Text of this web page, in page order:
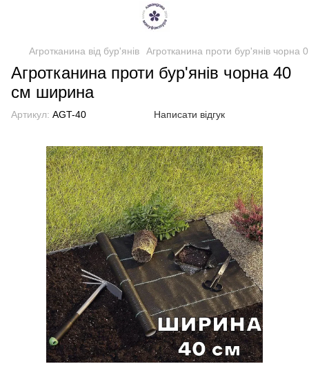
Агротканина від бур'янів Агротканина проти бур'янів чорна
Агротканина проти бур'янів чорна 40
см ширина
Артикул: AGT-40 Написати відгук